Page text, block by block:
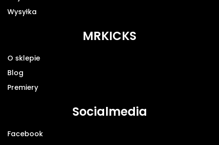
Wysyłka
MRKICKS
O sklepie
Blog
Premiery
Socialmedia
Facebook